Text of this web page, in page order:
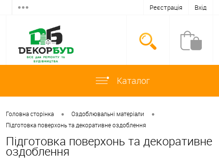
Реєстрація Вхід
Каталог
Головна сторінка • Оздоблювальні матеріали •
Підготовка поверхонь та декоративне оздоблення
Підготовка поверхонь та декоративне
оздоблення